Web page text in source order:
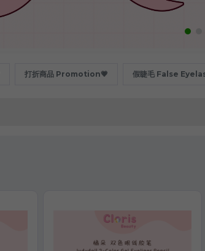
打折商品 Promotion💗 假睫毛 False